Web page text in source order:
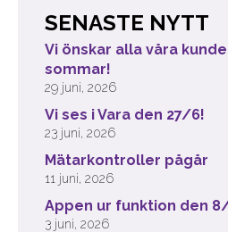
SENASTE NYTT
Vi önskar alla våra
sommar!
29 juni, 2026
Vi ses i Vara den 27/6!
23 juni, 2026
Mätarkontroller pågår
11 juni, 2026
Appen ur funktion den
3 juni, 2026